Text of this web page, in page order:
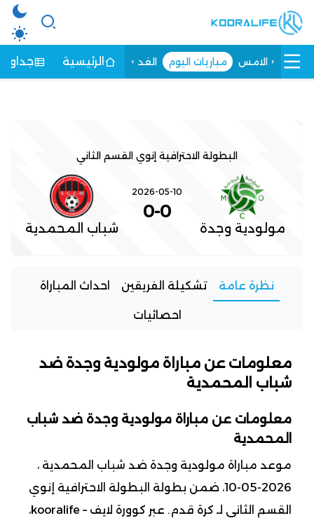
الامس مباريات اليوم الغد الرئيسية جداول
البطولة الاحترافية إنوي القسم الثاني
مولودية وجدة
2026-05-10
0
-
0
شباب المحمدية
نظرة عامة تشكيلة الفريقين احداث المباراة
احصائيات
معلومات عن مباراة مولودية وجدة ضد
شباب المحمدية
معلومات عن مباراة مولودية وجدة ضد شباب
المحمدية
موعد مباراة مولودية وجدة ضد شباب المحمدية ،
2026-05-10، ضمن بطولة البطولة الاحترافية إنوي
القسم الثاني لـ كرة قدم. عبر كوورة لايف – kooralife،